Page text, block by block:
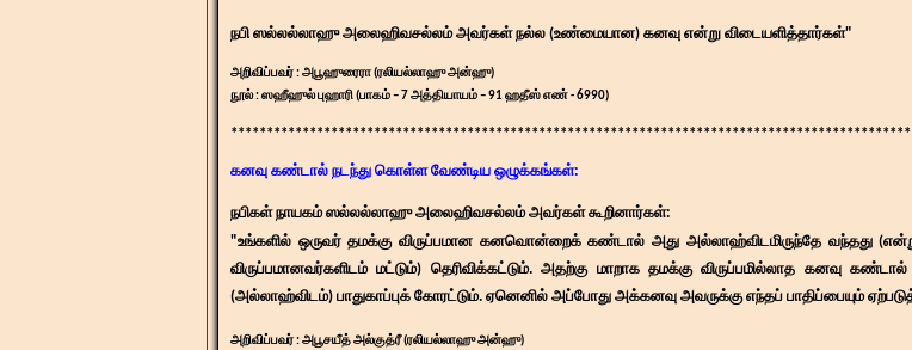
நபி ஸல்லல்லாஹு அலைஹிவசல்லம் அவர்கள் நல்ல (உண்மையான) கனவு என்று விடையளித்தார்கள்"
அறிவிப்பவர் : அபூஹுரைரா (ரலியல்லாஹு அன்ஹு)
நூல் : ஸஹீஹுல் புஹாரி (பாகம் – 7 அத்தியாயம் – 91 ஹதீஸ் எண் - 6990)
கனவு கண்டால் நடந்து கொள்ள வேண்டிய ஒழுக்கங்கள்:
நபிகள் நாயகம் ஸல்லல்லாஹு அலைஹிவசல்லம் அவர்கள் கூறினார்கள்:
"உங்களில் ஒருவர் தமக்கு விருப்பமான கனவொன்றைக் கண்டால் அது அல்லாஹ்விடமிருந்தே வந்தது
விருப்பமானவர்களிடம் மட்டும்) தெரிவிக்கட்டும். அதற்கு மாறாக தமக்கு விருப்பமில்லாத கனவு
(அல்லாஹ்விடம்) பாதுகாப்புக் கோரட்டும். ஏனெனில் அப்போது அக்கனவு அவருக்கு எந்தப் பாதிப்பையும்
அறிவிப்பவர் : அபூசயீத் அல்குத்ரீ (ரலியல்லாஹு அன்ஹு)